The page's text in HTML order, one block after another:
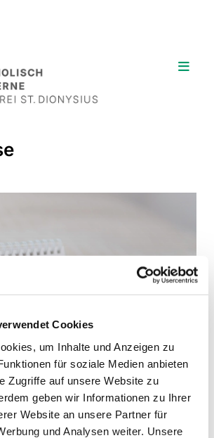
Cookies
um Inhalte und Anzeigen zu
für soziale Medien anbieten
Zugriffe auf unsere Website zu
geben wir Informationen zu Ihrer
Website an unsere Partner für
und Analysen weiter. Unsere
20. Juli 2027, 18:30 Uhr